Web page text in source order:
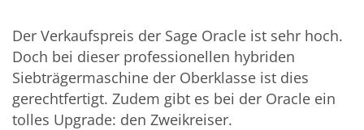
Der Verkaufspreis der Sage Oracle ist sehr hoch.
Doch bei dieser professionellen hybriden
Siebträgermaschine der Oberklasse ist dies
gerechtfertigt. Zudem gibt es bei der Oracle ein
tolles Upgrade: den Zweikreiser.